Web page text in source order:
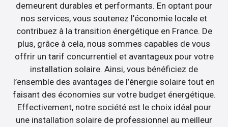
demeurent durables et performants. En optant pour
nos services, vous soutenez l’économie locale et
contribuez à la transition énergétique en France. De
plus, grâce à cela, nous sommes capables de vous
offrir un tarif concurrentiel et avantageux pour votre
installation solaire. Ainsi, vous bénéficiez de
l’ensemble des avantages de l’énergie solaire tout en
faisant des économies sur votre budget énergétique.
Effectivement, notre société est le choix idéal pour
une installation solaire de professionnel au meilleur